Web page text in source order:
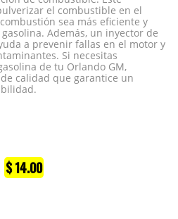
el combustible en el
sea más eficiente y
Además, un inyector de
a prevenir fallas en el motor y
Si necesitas
de tu Orlando GM,
calidad que garantice un
$ 14.00